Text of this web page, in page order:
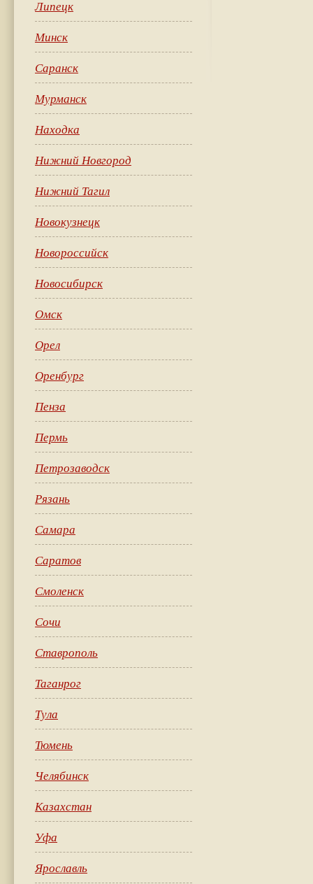
Липецк
Минск
Саранск
Мурманск
Находка
Нижний Новгород
Нижний Тагил
Новокузнецк
Новороссийск
Новосибирск
Омск
Орел
Оренбург
Пенза
Пермь
Петрозаводск
Рязань
Самара
Саратов
Смоленск
Сочи
Ставрополь
Таганрог
Тула
Тюмень
Челябинск
Казахстан
Уфа
Ярославль